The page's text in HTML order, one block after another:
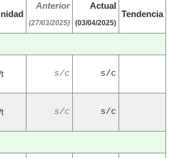
Anterior
(27/03/2025)
Actual
(03/04/2025)
Tendencia
s/c s/c
s/c s/c